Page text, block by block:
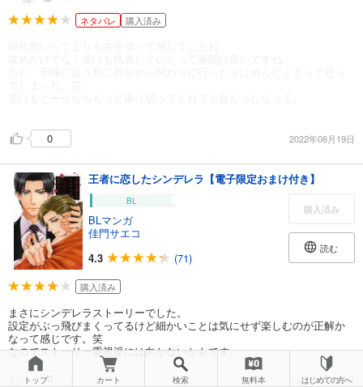
ネタバレ 購入済み
0 2022年06月19日
王者に恋したシンデレラ【電子限定おまけ付き】
BL
BLマンガ
佳門サエコ
4.3
(71)
購入済み
読む
購入済み
まさにシンデレラストーリーでした。
設定がぶっ飛びまくってるけど細かいことは気にせず楽しむのが正解か
なって感じです。笑
なのでストーリー重視派には向かないかもです。
0
2022年06月19日
トップ カート 検索 無料本 はじめての方へ